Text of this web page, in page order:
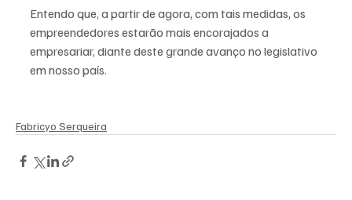
Entendo que, a partir de agora, com tais medidas, os
empreendedores estarão mais encorajados a
empresariar, diante deste grande avanço no legislativo
em nosso país.
Fabricyo Serqueira